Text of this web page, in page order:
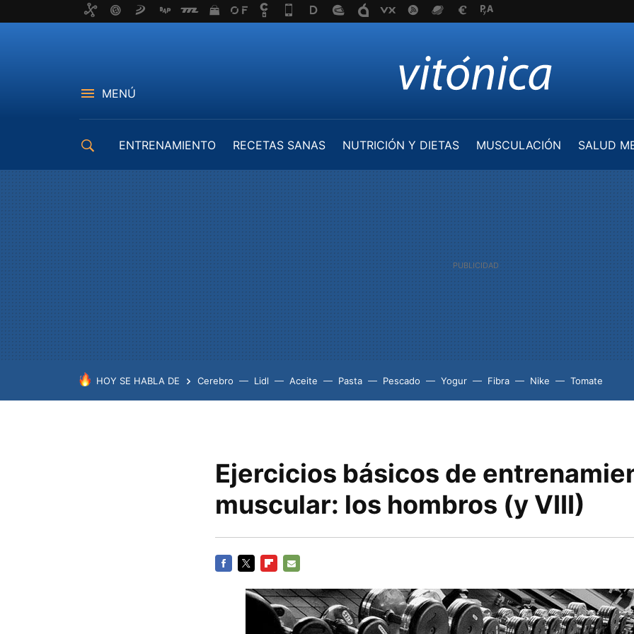
MENÚ
ENTRENAMIENTO RECETAS SANAS NUTRICIÓN Y DIETAS MUSCULACIÓN
SALUD
HOY SE HABLA DE Cerebro Lidl Aceite Pasta Pescado Yogur Fibra Nike Tomate
Ejercicios básicos de
muscular: los hombros (y VIII)
MAIL